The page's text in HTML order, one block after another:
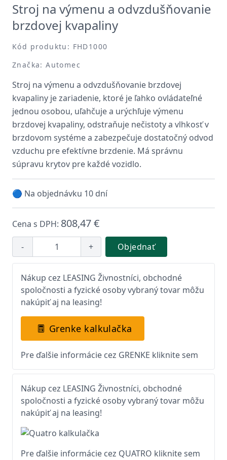
Stroj na výmenu a odvzdušňovanie
brzdovej kvapaliny
Kód produktu: FHD1000
Značka: Automec
Stroj na výmenu a odvzdušňovanie brzdovej
kvapaliny je zariadenie, ktoré je ľahko ovládateľné
jednou osobou, uľahčuje a urýchľuje výmenu
brzdovej kvapaliny, odstraňuje nečistoty a vlhkosť v
brzdovom systéme a zabezpečuje dostatočný odvod
vzduchu pre efektívne brzdenie. Má správnu
súpravu krytov pre každé vozidlo.
🔵 Na objednávku 10 dní
Cena s DPH: 808,47 €
- + Objednať
Nákup cez LEASING Živnostníci, obchodné
spoločnosti a fyzické osoby vybraný tovar môžu
nakúpiť aj na leasing!
Grenke kalkulačka
Pre ďalšie informácie cez GRENKE kliknite sem
Nákup cez LEASING Živnostníci, obchodné
spoločnosti a fyzické osoby vybraný tovar môžu
nakúpiť aj na leasing!
Pre ďalšie informácie cez QUATRO kliknite sem